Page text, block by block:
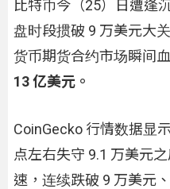
比特币今（25）日遭逢
盘时段掼破 9 万美元大
货币期货合约市场瞬间
13 亿美元。
CoinGecko 行情数据显
点左右失守 9.1 万美元
速，连续跌破 9 万美元